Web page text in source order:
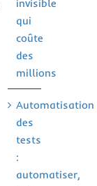
invisible
qui
coûte
des
millions
Automatisation
des
tests
:
automatiser,